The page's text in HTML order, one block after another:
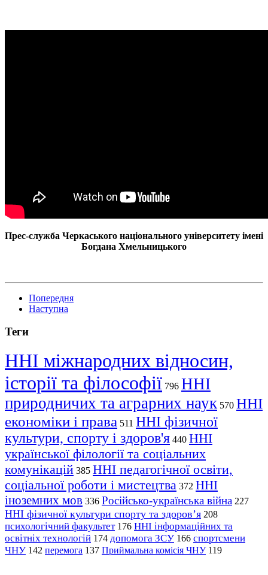
Прес-служба Черкаського національного університету імені
Богдана Хмельницького
Попередня
Наступна
Теги
ННІ міжнародних відносин,
історії та філософії 796 ННІ
природничих та аграрних наук 570 ННІ
економіки і права 511 ННІ фізичної
культури, спорту і здоров'я 440 ННІ
української філології та соціальних
комунікацій 385 ННІ педагогічної освіти,
соціальної роботи і мистецтва 372 ННІ
іноземних мов 336 Російсько-українська війна 227
ННІ фізичної культури спорту та здоров’я 208
психологічний факультет 176 ННІ інформаційних та
освітніх технологій 174 допомога ЗСУ 166 спортсмени
ЧНУ 142 перемога 137 Приймальна комісія ЧНУ 119